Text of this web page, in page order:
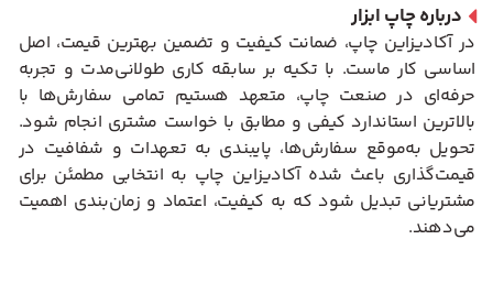
درباره چاپ ابزار
در آکادیزاین چاپ، ضمانت کیفیت و تضمین بهترین قیمت، اصل
اساسی کار ماست. با تکیه بر سابقه کاری طولانی‌مدت و تجربه
حرفه‌ای در صنعت چاپ، متعهد هستیم تمامی سفارش‌ها با
بالاترین استاندارد کیفی و مطابق با خواست مشتری انجام شود.
تحویل به‌موقع سفارش‌ها، پایبندی به تعهدات و شفافیت در
قیمت‌گذاری باعث شده آکادیزاین چاپ به انتخابی مطمئن برای
مشتریانی تبدیل شود که به کیفیت، اعتماد و زمان‌بندی اهمیت
می‌دهند.